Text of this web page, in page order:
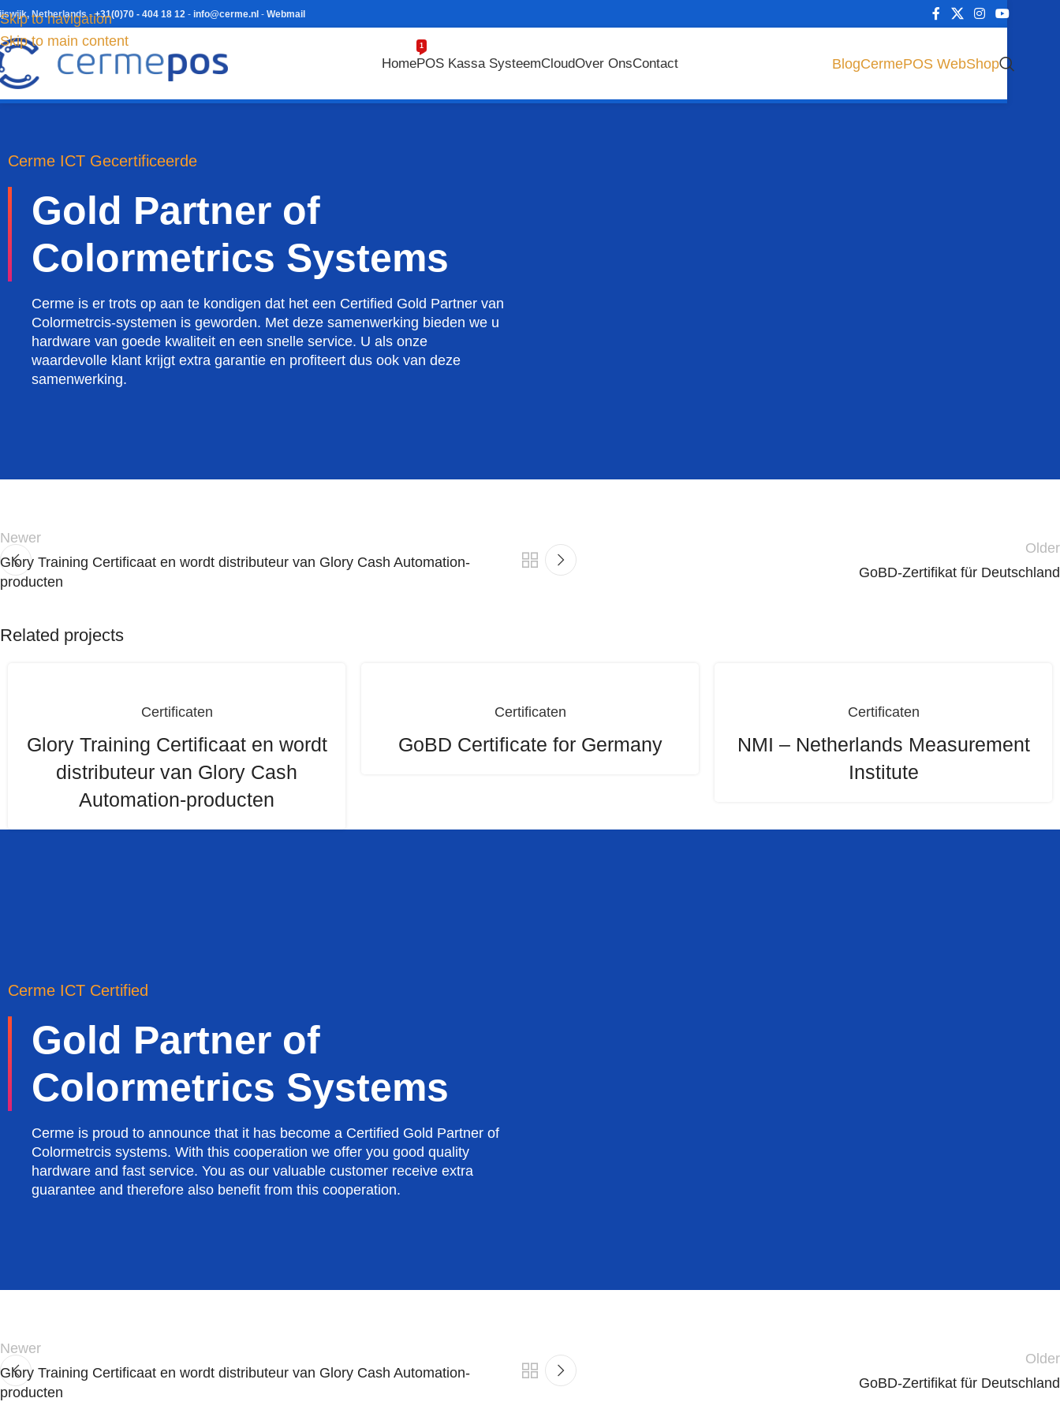
Skip to navigation
Skip to main content
Netherlands-+31(0)70 - 404 18 12 - info@cerme.nl - Webmail
HomePOS Kassa Systeem
1
CloudOver OnsContact BlogCermePOS WebShop
Cerme ICT Gecertificeerde
Gold Partner of
Colormetrics Systems
Cerme is er trots op aan te kondigen dat het een Certified Gold Partner van
Colormetrcis-systemen is geworden. Met deze samenwerking bieden we u
hardware van goede kwaliteit en een snelle service. U als onze
waardevolle klant krijgt extra garantie en profiteert dus ook van deze
samenwerking.
Newer
Glory Training Certificaat en wordt distributeur van Glory Cash Automation-
producten
Older
GoBD-Zertifikat für Deutschland
Related projects
Certificaten
Glory Training Certificaat en wordt
distributeur van Glory Cash
Automation-producten
Certificaten
GoBD Certificate for Germany
Certificaten
NMI – Netherlands Measurement
Institute
Cerme ICT Certified
Gold Partner of
Colormetrics Systems
Cerme is proud to announce that it has become a Certified Gold Partner of
Colormetrcis systems. With this cooperation we offer you good quality
hardware and fast service. You as our valuable customer receive extra
guarantee and therefore also benefit from this cooperation.
Newer
Glory Training Certificaat en wordt distributeur van Glory Cash Automation-
producten
Older
GoBD-Zertifikat für Deutschland